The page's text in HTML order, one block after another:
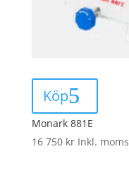
Köp
Monark 881E
16 750 kr Inkl. moms